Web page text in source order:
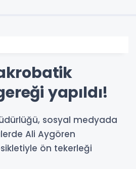
yapıldı!
sosyal medyada
Ali Aygören
ön tekerleği